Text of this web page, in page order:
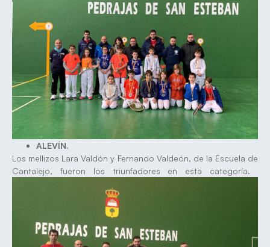
ALEVÍN.
Los mellizos Lara Valdón y Fernando Valdeón, de la Escuela de
Cantalejo, fueron los triunfadores en esta categoría.